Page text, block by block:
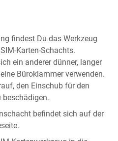
findest Du das Werkzeug
Karten-Schachts.
ein anderer dünner, langer
Büroklammer verwenden.
den Einschub für den
befindet sich auf der